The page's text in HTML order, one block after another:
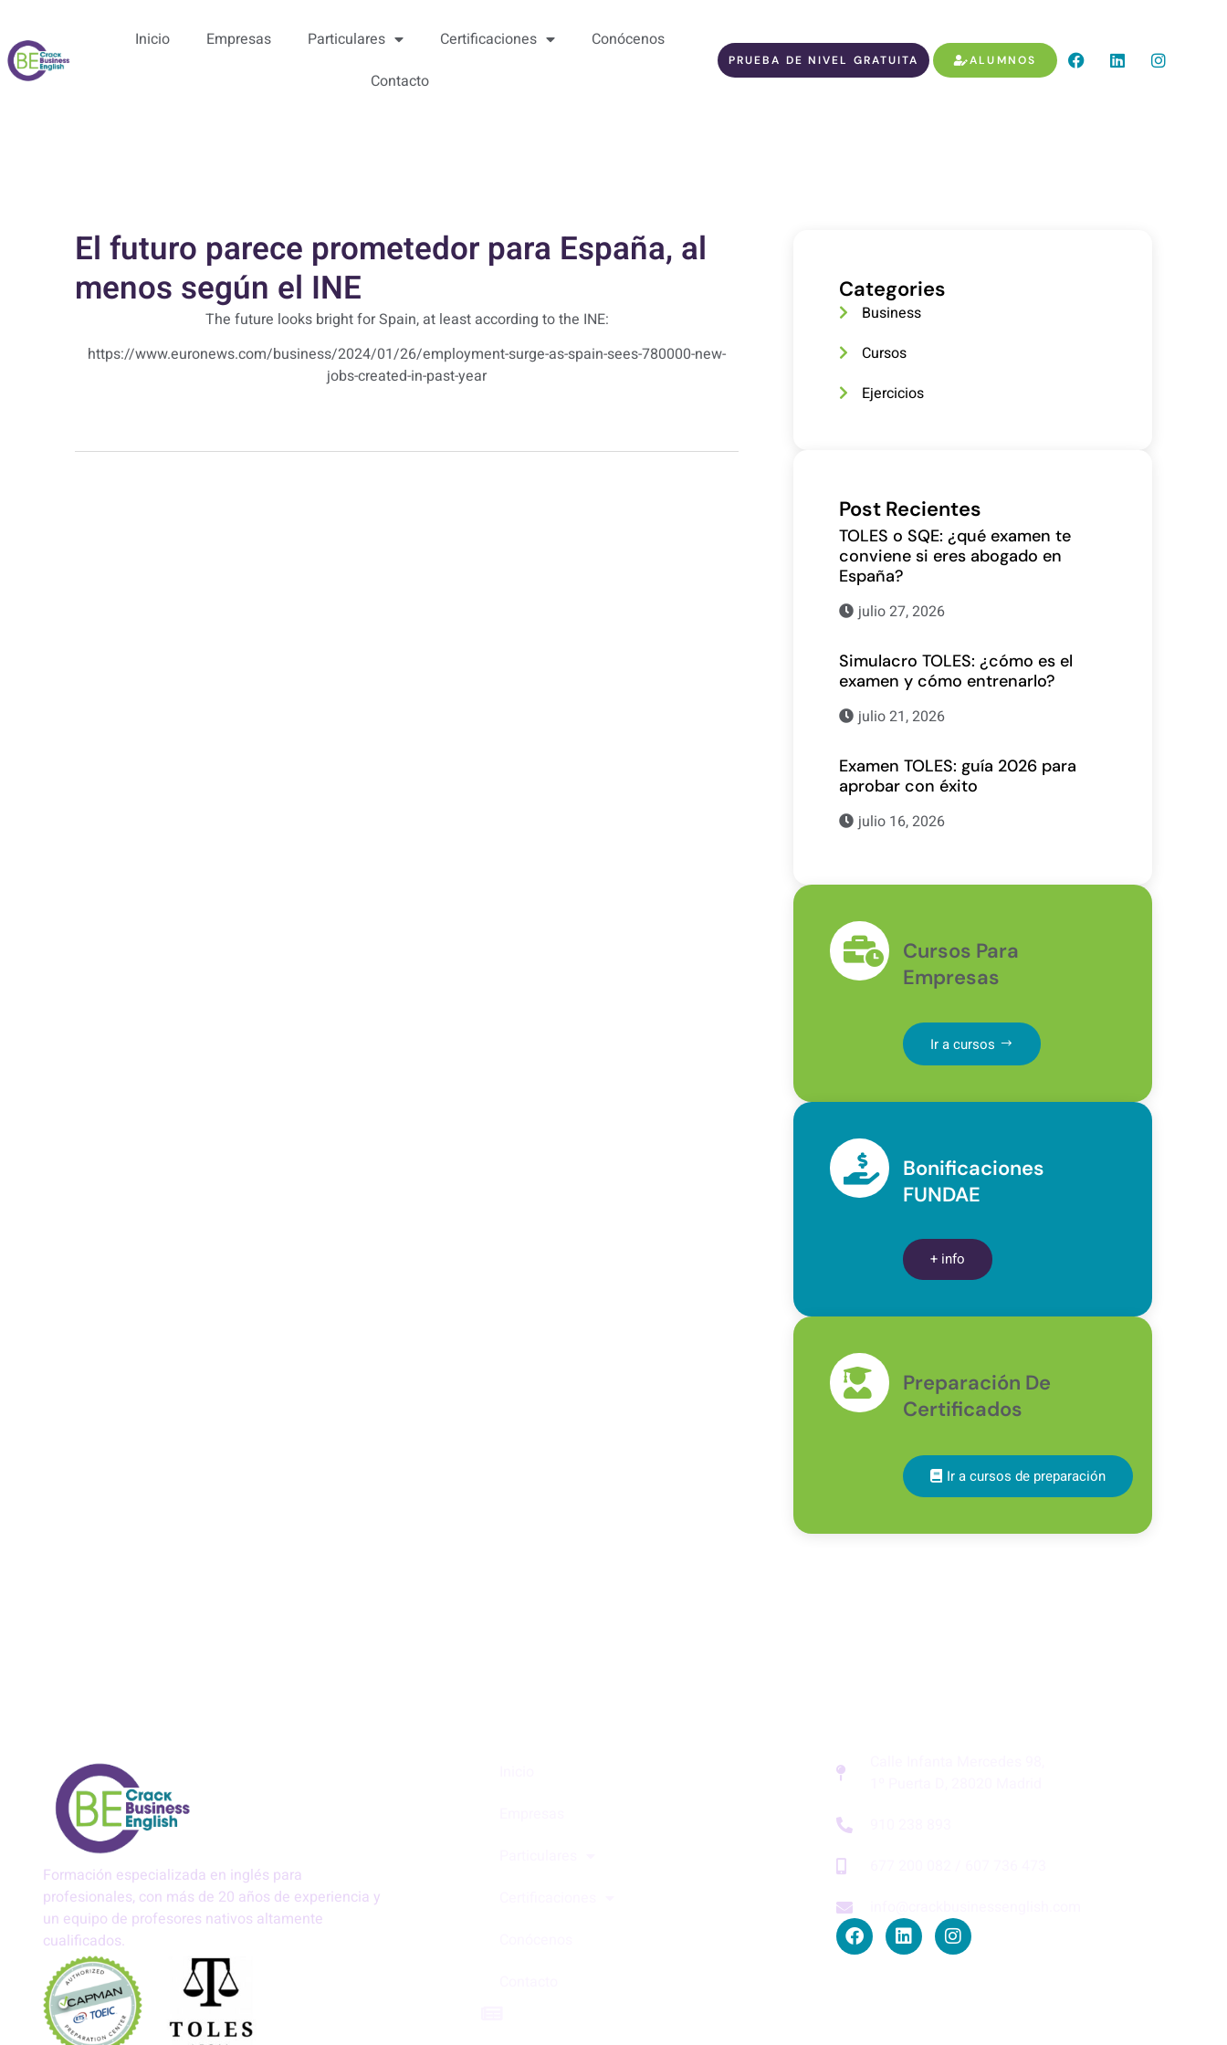
Inicio Empresas Particulares Certificaciones
Conócenos
Contacto
PRUEBA DE NIVEL GRATUITA ALUMNOS
El futuro parece prometedor para España, al
menos según el INE
The future looks bright for Spain, at least according to the INE:
https://www.euronews.com/business/2024/01/26/employment-surge-as-spain-sees-780000-new-
jobs-created-in-past-year
Categories
Business
Cursos
Ejercicios
Post Recientes
TOLES o SQE: ¿qué examen te
conviene si eres abogado en
España?
julio 27, 2026
Simulacro TOLES: ¿cómo es el
examen y cómo entrenarlo?
julio 21, 2026
Examen TOLES: guía 2026 para
aprobar con éxito
julio 16, 2026
Cursos Para
Empresas
Ir a cursos
Bonificaciones
FUNDAE
+ info
Preparación De
Certificados
Ir a cursos de preparación
Formación especializada en inglés para
profesionales, con más de 20 años de experiencia y
un equipo de profesores nativos altamente
cualificados.